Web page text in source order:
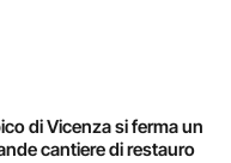
di Vicenza si ferma un
cantiere di restauro